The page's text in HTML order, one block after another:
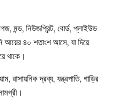
মন্ড, নিউজপ্রিন্ট, বোর্ড, প্লাইউড
আয়ের ৪০ শতাংশ আসে, যা দিয়ে
থাকে।
রাসায়নিক দ্রব্য, যন্ত্রপাতি, গাড়ির